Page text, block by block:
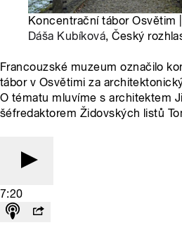
Koncentrační tábor Osvětim
Dáša Kubíková, Český
Francouzské muzeum označilo
tábor v Osvětimi za
O tématu mluvíme s architektem
šéfredaktorem Židovských listů
7:20